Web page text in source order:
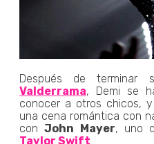
Después de terminar
Valderrama, Demi se
conocer a otros chicos,
una cena romántica con
conJohn Mayer, uno
Taylor Swift.